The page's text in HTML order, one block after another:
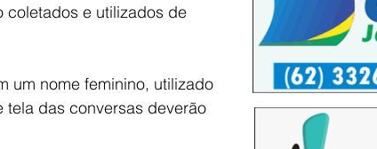
coletados e utilizados de
um nome feminino, utilizado
das conversas deverão